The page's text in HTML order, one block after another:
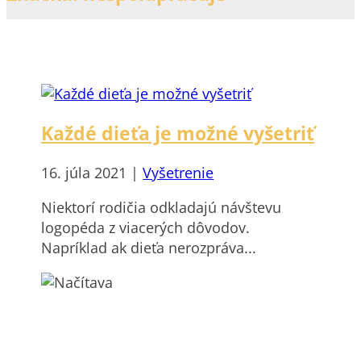
Každé dieťa je možné vyšetriť
16. júla 2021 |Vyšetrenie
Niektorí rodičia odkladajú návštevu
logopéda z viacerých dôvodov.
Napríklad ak dieťa nerozpráva...